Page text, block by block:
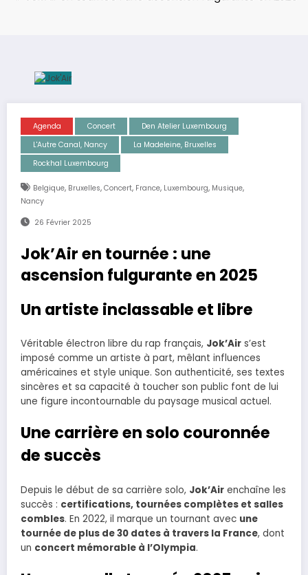
Agenda Concert
Den Atelier Luxembourg
L'Autre Canal, Nancy
La Madeleine, Bruxelles
Rockhal Luxembourg
Belgique, Bruxelles, Concert, France, Luxembourg, Musique,
Nancy
26 Février 2025
Jok’Air en tournée : une
ascension fulgurante en 2025
Un artiste inclassable et libre
Véritable électron libre du rap français, Jok’Air s’est
imposé comme un artiste à part, mêlant influences
américaines et style unique. Son authenticité, ses textes
sincères et sa capacité à toucher son public font de lui
une figure incontournable du paysage musical actuel.
Une carrière en solo couronnée
de succès
Depuis le début de sa carrière solo, Jok’Air enchaîne les
succès : certifications, tournées complètes et salles
combles. En 2022, il marque un tournant avec une
tournée de plus de 30 dates à travers la France, dont
un concert mémorable à l’Olympia.